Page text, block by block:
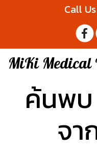
Call
ค้นพบ
จา